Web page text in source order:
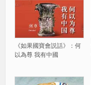
《如果國寶會説話》：何
以為尊 我有中國